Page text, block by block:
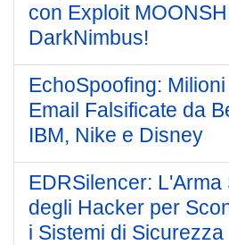
con Exploit
DarkNimbus!
EchoSpoofing: Milioni
Email Falsificate da
IBM, Nike e Disney
EDRSilencer: L'Arma
degli Hacker per
i Sistemi di Sicurezza